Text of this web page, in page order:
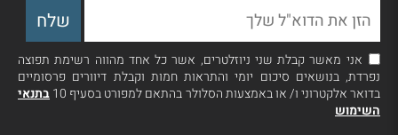
אני מאשר קבלת שני ניוזלטרים, אשר כל אחד מהווה רשימת תפוצה
נפרדת, בנושאים סיכום יומי והתראות חמות וקבלת דיוורים פרסומיים
בדואר אלקטרוני ו/ או באמצעות הסלולר בהתאם למפורט בסעיף 10
בתנאי
השימוש